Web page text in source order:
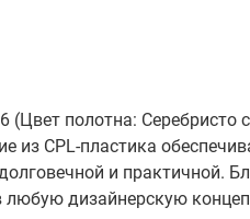
полотна: Серебристо
из CPL-пластика
и практичной.
любую дизайнерскую